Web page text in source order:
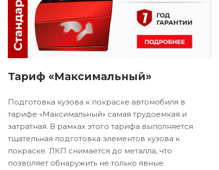
Тариф «Максимальный»
Подготовка кузова к покраске автомобиля в
тарифе «Максимальный» самая трудоемкая и
затратная. В рамках этого тарифа выполняется
тщательная подготовка элементов кузова к
покраске. ЛКП снимается до металла, что
позволяет обнаружить не только явные